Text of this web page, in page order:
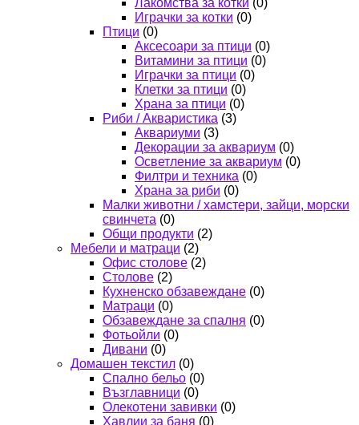
Лакомства за котки (0)
Играчки за котки (0)
Птици (0)
Аксесоари за птици (0)
Витамини за птици (0)
Играчки за птици (0)
Клетки за птици (0)
Храна за птици (0)
Риби / Акваристика (3)
Аквариуми (3)
Декорации за аквариум (0)
Осветление за аквариум (0)
Филтри и техника (0)
Храна за риби (0)
Малки животни / хамстери, зайци, морски
свинчета (0)
Общи продукти (2)
Мебели и матраци (2)
Офис столове (2)
Столове (2)
Кухненско обзавеждане (0)
Матраци (0)
Обзавеждане за спалня (0)
Фотьойли (0)
Дивани (0)
Домашен текстил (0)
Спално бельо (0)
Възглавници (0)
Олекотени завивки (0)
Хавлии за баня (0)